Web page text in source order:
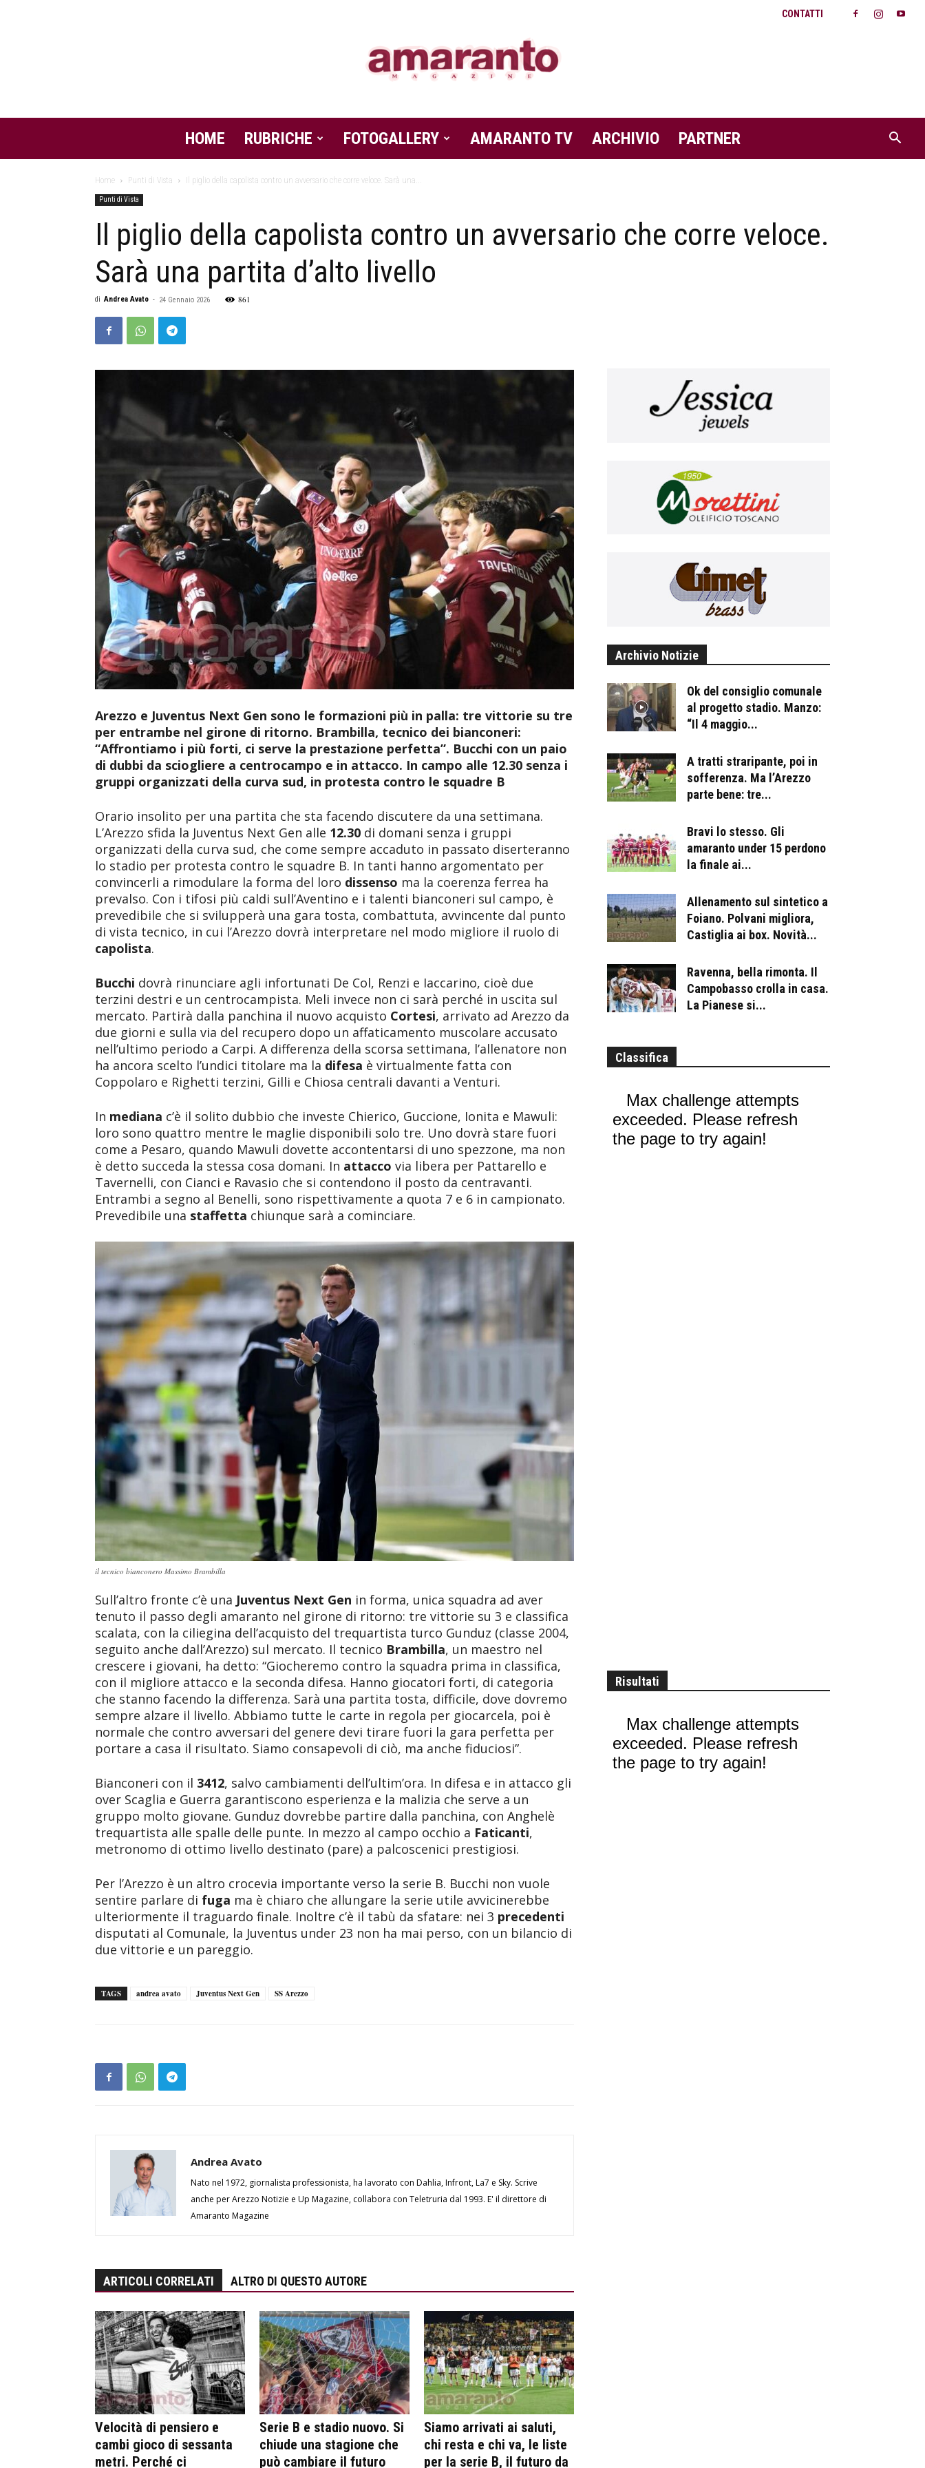
CONTATTI
Amaranto
Magazine
HOME RUBRICHE FOTOGALLERY AMARANTO TV ARCHIVIO PARTNER
Home Punti di Vista Il piglio della capolista contro un avversario che corre veloce. Sarà una...
Punti di Vista
Il piglio della capolista contro un avversario che corre veloce.
Sarà una partita d’alto livello
di Andrea Avato - 24 Gennaio 2026 861
Arezzo e Juventus Next Gen sono le formazioni più in palla: tre vittorie su tre
per entrambe nel girone di ritorno. Brambilla, tecnico dei bianconeri:
“Affrontiamo i più forti, ci serve la prestazione perfetta”. Bucchi con un paio
di dubbi da sciogliere a centrocampo e in attacco. In campo alle 12.30 senza i
gruppi organizzati della curva sud, in protesta contro le squadre B
Orario insolito per una partita che sta facendo discutere da una settimana.
L’Arezzo sfida la Juventus Next Gen alle 12.30 di domani senza i gruppi
organizzati della curva sud, che come sempre accaduto in passato diserteranno
lo stadio per protesta contro le squadre B. In tanti hanno argomentato per
convincerli a rimodulare la forma del loro dissenso ma la coerenza ferrea ha
prevalso. Con i tifosi più caldi sull’Aventino e i talenti bianconeri sul campo, è
prevedibile che si svilupperà una gara tosta, combattuta, avvincente dal punto
di vista tecnico, in cui l’Arezzo dovrà interpretare nel modo migliore il ruolo di
capolista.
Bucchi dovrà rinunciare agli infortunati De Col, Renzi e Iaccarino, cioè due
terzini destri e un centrocampista. Meli invece non ci sarà perché in uscita sul
mercato. Partirà dalla panchina il nuovo acquisto Cortesi, arrivato ad Arezzo da
due giorni e sulla via del recupero dopo un affaticamento muscolare accusato
nell’ultimo periodo a Carpi. A differenza della scorsa settimana, l’allenatore non
ha ancora scelto l’undici titolare ma la difesa è virtualmente fatta con
Coppolaro e Righetti terzini, Gilli e Chiosa centrali davanti a Venturi.
In mediana c’è il solito dubbio che investe Chierico, Guccione, Ionita e Mawuli:
loro sono quattro mentre le maglie disponibili solo tre. Uno dovrà stare fuori
come a Pesaro, quando Mawuli dovette accontentarsi di uno spezzone, ma non
è detto succeda la stessa cosa domani. In attacco via libera per Pattarello e
Tavernelli, con Cianci e Ravasio che si contendono il posto da centravanti.
Entrambi a segno al Benelli, sono rispettivamente a quota 7 e 6 in campionato.
Prevedibile una staffetta chiunque sarà a cominciare.
il tecnico bianconero Massimo Brambilla
Sull’altro fronte c’è una Juventus Next Gen in forma, unica squadra ad aver
tenuto il passo degli amaranto nel girone di ritorno: tre vittorie su 3 e classifica
scalata, con la ciliegina dell’acquisto del trequartista turco Gunduz (classe 2004,
seguito anche dall’Arezzo) sul mercato. Il tecnico Brambilla, un maestro nel
crescere i giovani, ha detto: “Giocheremo contro la squadra prima in classifica,
con il migliore attacco e la seconda difesa. Hanno giocatori forti, di categoria
che stanno facendo la differenza. Sarà una partita tosta, difficile, dove dovremo
sempre alzare il livello. Abbiamo tutte le carte in regola per giocarcela, poi è
normale che contro avversari del genere devi tirare fuori la gara perfetta per
portare a casa il risultato. Siamo consapevoli di ciò, ma anche fiduciosi”.
Bianconeri con il 3412, salvo cambiamenti dell’ultim’ora. In difesa e in attacco gli
over Scaglia e Guerra garantiscono esperienza e la malizia che serve a un
gruppo molto giovane. Gunduz dovrebbe partire dalla panchina, con Anghelè
trequartista alle spalle delle punte. In mezzo al campo occhio a Faticanti,
metronomo di ottimo livello destinato (pare) a palcoscenici prestigiosi.
Per l’Arezzo è un altro crocevia importante verso la serie B. Bucchi non vuole
sentire parlare di fuga ma è chiaro che allungare la serie utile avvicinerebbe
ulteriormente il traguardo finale. Inoltre c’è il tabù da sfatare: nei 3 precedenti
disputati al Comunale, la Juventus under 23 non ha mai perso, con un bilancio di
due vittorie e un pareggio.
TAGS andrea avato Juventus Next Gen SS Arezzo
Andrea Avato
Nato nel 1972, giornalista professionista, ha lavorato con Dahlia, Infront, La7 e Sky. Scrive
anche per Arezzo Notizie e Up Magazine, collabora con Teletruria dal 1993. E' il direttore di
Amaranto Magazine
ARTICOLI CORRELATI ALTRO DI QUESTO AUTORE
Velocità di pensiero e
cambi gioco di sessanta
metri. Perché ci
Serie B e stadio nuovo. Si
chiude una stagione che
può cambiare il futuro
Siamo arrivati ai saluti,
chi resta e chi va, le liste
per la serie B, il futuro da
Archivio Notizie
Ok del consiglio comunale
al progetto stadio. Manzo:
“Il 4 maggio...
A tratti straripante, poi in
sofferenza. Ma l’Arezzo
parte bene: tre...
Bravi lo stesso. Gli
amaranto under 15 perdono
la finale ai...
Allenamento sul sintetico a
Foiano. Polvani migliora,
Castiglia ai box. Novità...
Ravenna, bella rimonta. Il
Campobasso crolla in casa.
La Pianese si...
Classifica
Risultati